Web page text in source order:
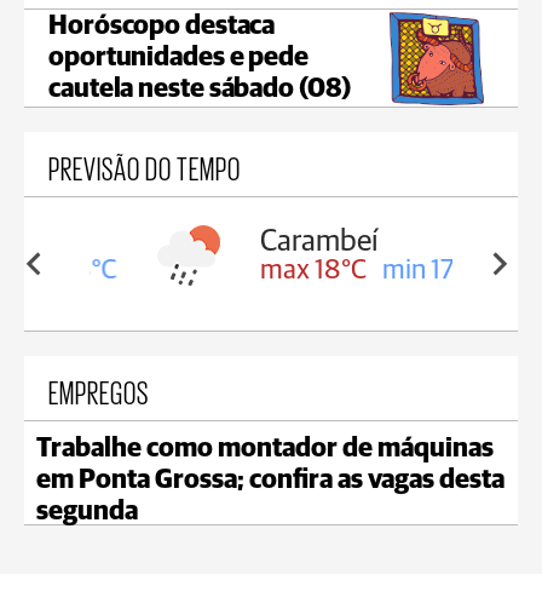
Horóscopo destaca
oportunidades e pede
cautela neste sábado (08)
PREVISÃO DO TEMPO
18°C
Carambeí
max 18°C min 17°C
EMPREGOS
Trabalhe como montador de máquinas
em Ponta Grossa; confira as vagas desta
segunda